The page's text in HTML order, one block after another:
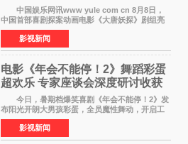
中国娱乐网讯www yule com cn 8月8日，
中国首部喜剧探案动画电影《大唐妖探》剧组亮
相西安，举办线下见面会活动。导演程腾、联合
导演黄珉、总制片人曹紫建、制片人李莹莹、领
衔声音出演雷淞然
影视新闻
电影《年会不能停！2》舞蹈彩蛋
超欢乐 专家座谈会深度研讨收获
满满
今日，暑期档爆笑喜剧《年会不能停！2》发
布阳光开朗大男孩彩蛋，全员魔性舞动，开启工
位狂欢模式。影片于昨日同步举办专家座谈会，
导演董润年、总制片人应萝佳出席现场，与一众
业内、学界专家
影视新闻